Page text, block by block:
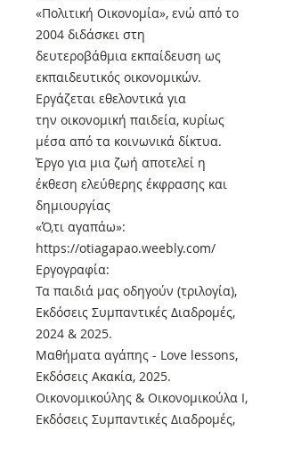
«Πολιτική Οικονομία», ενώ από το
2004 διδάσκει στη
δευτεροβάθμια εκπαίδευση ως
εκπαιδευτικός οικονομικών.
Εργάζεται εθελοντικά για
την οικονομική παιδεία, κυρίως
μέσα από τα κοινωνικά δίκτυα.
Έργο για μια ζωή αποτελεί η
έκθεση ελεύθερης έκφρασης και
δημιουργίας
«Ό,τι αγαπάω»:
https://otiagapao.weebly.com/
Εργογραφία:
Τα παιδιά μας οδηγούν (τριλογία),
Εκδόσεις Συμπαντικές Διαδρομές,
2024 & 2025.
Μαθήματα αγάπης - Love lessons,
Εκδόσεις Ακακία, 2025.
Οικονομικούλης & Οικονομικούλα I,
Εκδόσεις Συμπαντικές Διαδρομές,